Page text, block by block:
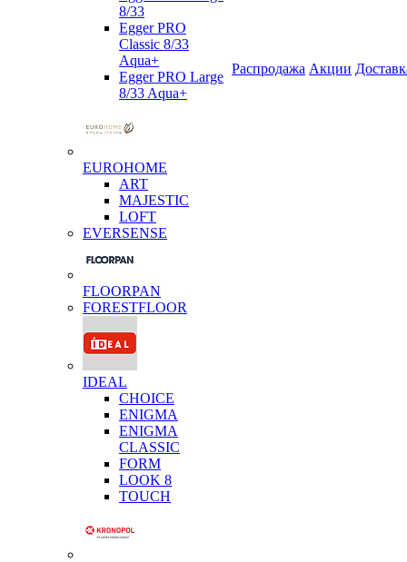
8/33
Egger PRO
Classic 8/33
Aqua+
Egger PRO Large
8/33 Aqua+
EUROHOME
ART
MAJESTIC
LOFT
EVERSENSE
FLOORPAN
FORESTFLOOR
IDEAL
CHOICE
ENIGMA
ENIGMA
CLASSIC
FORM
LOOK 8
TOUCH
Распродажа Акции